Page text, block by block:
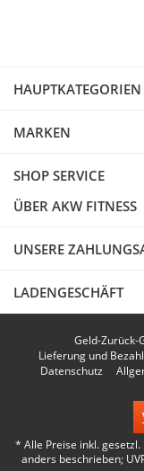
HAUPTKATEGORIEN
MARKEN
SHOP SERVICE
ÜBER AKW FITNESS
UNSERE
LADENGESCHÄFT
Geld-Zurück-
Lieferung und
Datenschutz
* Alle Preise inkl.
anders beschrieben;